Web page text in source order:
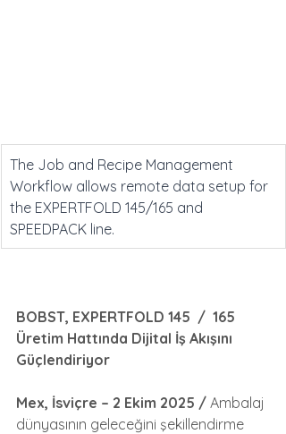
The Job and Recipe Management
Workflow allows remote data setup for
the EXPERTFOLD 145/165 and
SPEEDPACK line.
BOBST, EXPERTFOLD 145  /  165
Üretim Hattında Dijital İş Akışını
Güçlendiriyor
Mex, İsviçre – 2 Ekim 2025 / Ambalaj
dünyasının geleceğini şekillendirme